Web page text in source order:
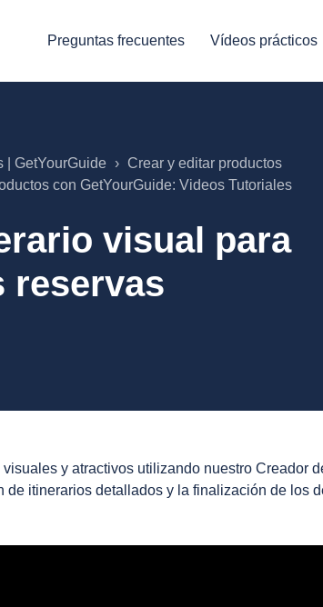
Preguntas frecuentes Vídeos prácticos
| GetYourGuide
Crear y editar productos
con GetYourGuide: Videos Tutoriales
visual para
reservas
y atractivos utilizando nuestro Creador
de itinerarios detallados y la finalización de los